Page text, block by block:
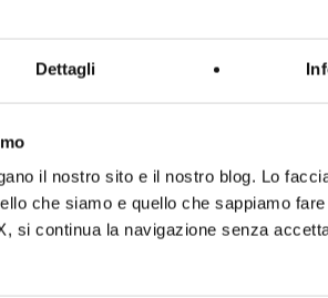
Dettagli
il nostro sito e il nostro blog. Lo
che siamo e quello che sappiamo
si continua la navigazione senza